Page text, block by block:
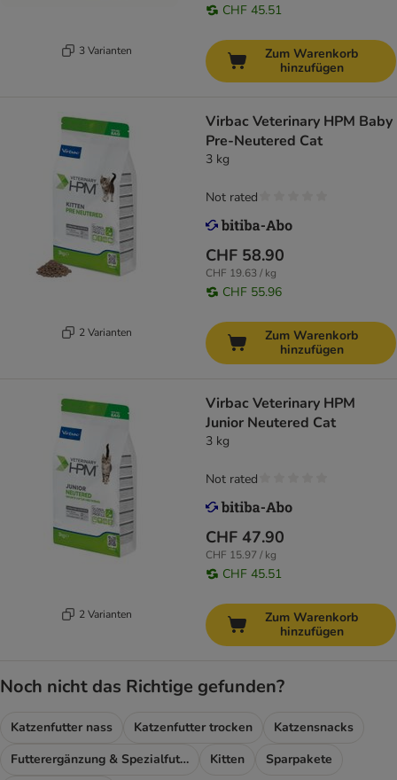
3 Varianten
CHF 45.51
Zum Warenkorb
hinzufügen
2 Varianten
Virbac Veterinary HPM Baby
Pre-Neutered Cat
3 kg
CHF 58.90
CHF 19.63 / kg
CHF 55.96
Not rated
Zum Warenkorb
hinzufügen
2 Varianten
Virbac Veterinary HPM
Junior Neutered Cat
3 kg
CHF 47.90
CHF 15.97 / kg
CHF 45.51
Not rated
Zum Warenkorb
hinzufügen
Noch nicht das Richtige gefunden?
Katzenfutter nass Katzenfutter trocken
Katzensnacks
Futterergänzung & Spezialfutter
Kitten
Sparpakete